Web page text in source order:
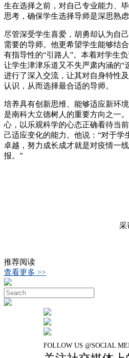
生在选择之前，对自己专业能力、
思考，确保学生选择导师是深思熟虑
尽管深受学生喜爱，胡勇却认为自
需要的导师。他更希望学生能够结
有指导性的“引路人”。本着对学生
让学生津津乐道又不失严肃内涵的“
进行了深入交流，让其对自身特性
认识，从而选择最合适的导师。
培养具有创新思维、能够适应新环
是南科大立德树人的重要方向之一
心，以乐观科学的心态正确看待当
己适应变化的能力。他说：“对于学
卓越，努力成长成才就是对疫情一
报。”
采
推荐阅读
查看更多 >>
FOLLOW US @SOCIAL